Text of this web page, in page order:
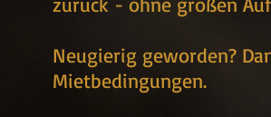
Neugierig geworden?
Mietbedingungen.